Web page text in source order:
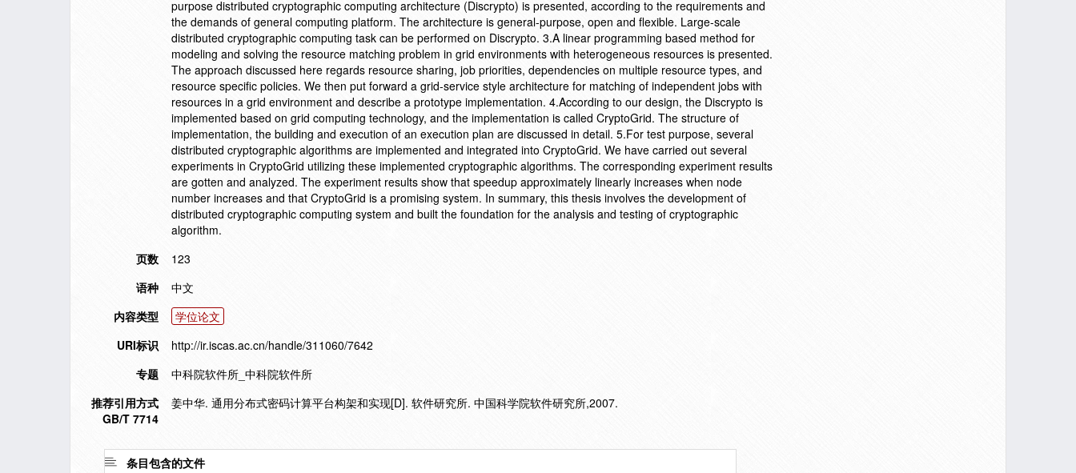
purpose distributed cryptographic computing architecture (Discrypto) is presented, according to the requirements and
the demands of general computing platform. The architecture is general-purpose, open and flexible. Large-scale
distributed cryptographic computing task can be performed on Discrypto. 3.A linear programming based method for
modeling and solving the resource matching problem in grid environments with heterogeneous resources is presented.
The approach discussed here regards resource sharing, job priorities, dependencies on multiple resource types, and
resource specific policies. We then put forward a grid-service style architecture for matching of independent jobs with
resources in a grid environment and describe a prototype implementation. 4.According to our design, the Discrypto is
implemented based on grid computing technology, and the implementation is called CryptoGrid. The structure of
implementation, the building and execution of an execution plan are discussed in detail. 5.For test purpose, several
distributed cryptographic algorithms are implemented and integrated into CryptoGrid. We have carried out several
experiments in CryptoGrid utilizing these implemented cryptographic algorithms. The corresponding experiment results
are gotten and analyzed. The experiment results show that speedup approximately linearly increases when node
number increases and that CryptoGrid is a promising system. In summary, this thesis involves the development of
distributed cryptographic computing system and built the foundation for the analysis and testing of cryptographic
algorithm.
页数
123
语种
中文
内容类型
学位论文
URI标识
http://ir.iscas.ac.cn/handle/311060/7642
专题
中科院软件所_中科院软件所
推荐引用方式
GB/T 7714
姜中华. 通用分布式密码计算平台构架和实现[D]. 软件研究所. 中国科学院软件研究所,2007.
条目包含的文件